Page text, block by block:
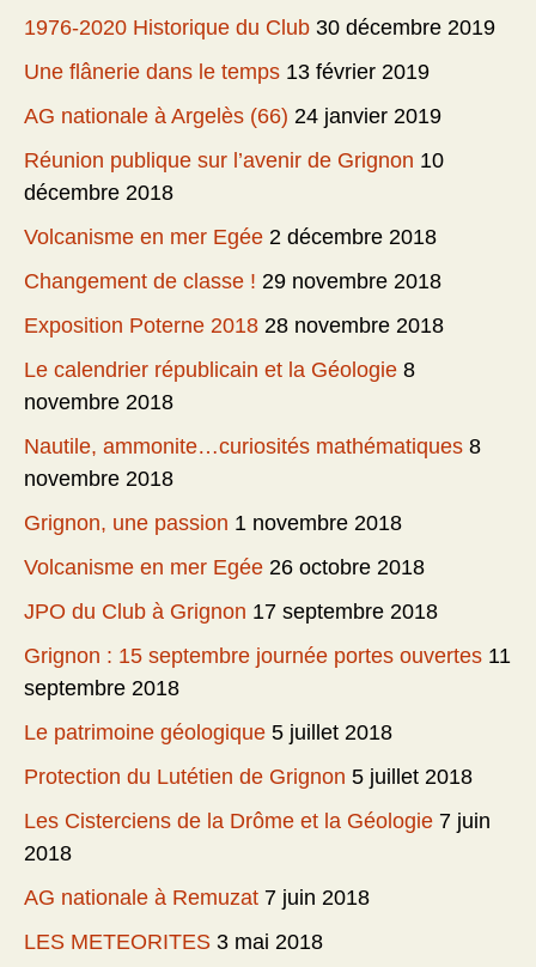
1976-2020 Historique du Club 30 décembre 2019
Une flânerie dans le temps 13 février 2019
AG nationale à Argelès (66) 24 janvier 2019
Réunion publique sur l’avenir de Grignon 10
décembre 2018
Volcanisme en mer Egée 2 décembre 2018
Changement de classe ! 29 novembre 2018
Exposition Poterne 2018 28 novembre 2018
Le calendrier républicain et la Géologie 8
novembre 2018
Nautile, ammonite…curiosités mathématiques 8
novembre 2018
Grignon, une passion 1 novembre 2018
Volcanisme en mer Egée 26 octobre 2018
JPO du Club à Grignon 17 septembre 2018
Grignon : 15 septembre journée portes ouvertes 11
septembre 2018
Le patrimoine géologique 5 juillet 2018
Protection du Lutétien de Grignon 5 juillet 2018
Les Cisterciens de la Drôme et la Géologie 7 juin
2018
AG nationale à Remuzat 7 juin 2018
LES METEORITES 3 mai 2018